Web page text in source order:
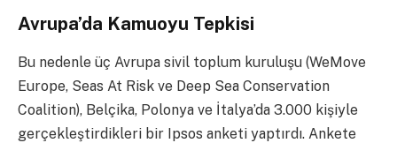
Avrupa’da Kamuoyu Tepkisi
Bu nedenle üç Avrupa sivil toplum kuruluşu (WeMove
Europe, Seas At Risk ve Deep Sea Conservation
Coalition), Belçika, Polonya ve İtalya’da 3.000 kişiyle
gerçekleştirdikleri bir Ipsos anketi yaptırdı. Ankete